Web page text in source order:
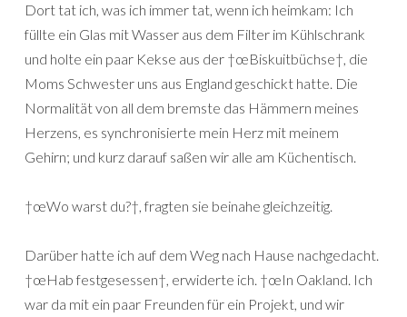
Dort tat ich, was ich immer tat, wenn ich heimkam: Ich
füllte ein Glas mit Wasser aus dem Filter im Kühlschrank
und holte ein paar Kekse aus der †œBiskuitbüchse†, die
Moms Schwester uns aus England geschickt hatte. Die
Normalität von all dem bremste das Hämmern meines
Herzens, es synchronisierte mein Herz mit meinem
Gehirn; und kurz darauf saßen wir alle am Küchentisch.
†œWo warst du?†, fragten sie beinahe gleichzeitig.
Darüber hatte ich auf dem Weg nach Hause nachgedacht.
†œHab festgesessen†, erwiderte ich. †œIn Oakland. Ich
war da mit ein paar Freunden für ein Projekt, und wir